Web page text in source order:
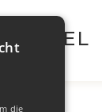
die